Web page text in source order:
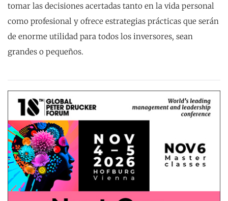
tomar las decisiones acertadas tanto en la vida personal
como profesional y ofrece estrategias prácticas que serán
de enorme utilidad para todos los inversores, sean
grandes o pequeños.